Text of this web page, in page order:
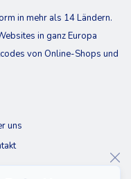
in mehr als 14 Ländern.
in ganz Europa
von Online-Shops und
uns